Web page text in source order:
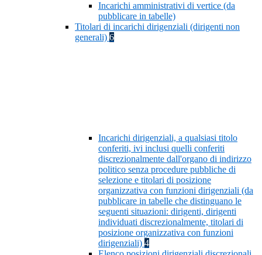
Incarichi amministrativi di vertice (da
pubblicare in tabelle)
Titolari di incarichi dirigenziali (dirigenti non
generali) 6
Incarichi dirigenziali, a qualsiasi titolo
conferiti, ivi inclusi quelli conferiti
discrezionalmente dall'organo di indirizzo
politico senza procedure pubbliche di
selezione e titolari di posizione
organizzativa con funzioni dirigenziali (da
pubblicare in tabelle che distinguano le
seguenti situazioni: dirigenti, dirigenti
individuati discrezionalmente, titolari di
posizione organizzativa con funzioni
dirigenziali) 4